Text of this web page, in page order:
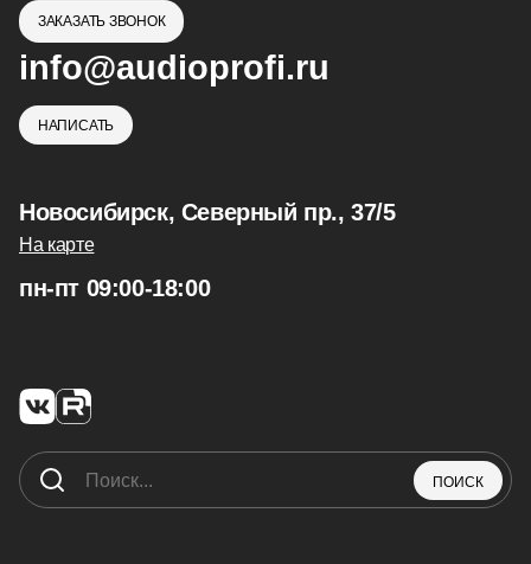
ЗАКАЗАТЬ ЗВОНОК
info@audioprofi.ru
НАПИСАТЬ
Новосибирск, Северный пр., 37/5
На карте
пн-пт 09:00-18:00
ПОИСК